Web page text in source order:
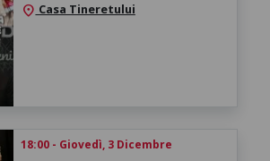
location_on Casa Tineretului
18:00 - Giovedì, 3 Dicembre